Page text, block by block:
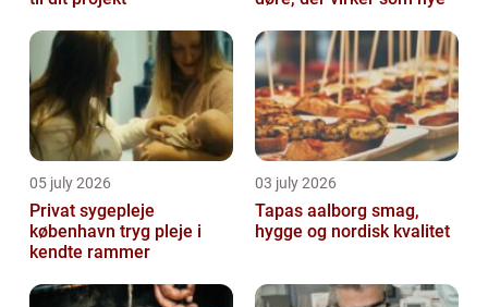
05 july 2026
Privat sygepleje
københavn tryg pleje i
kendte rammer
03 july 2026
Tapas aalborg smag,
hygge og nordisk kvalitet